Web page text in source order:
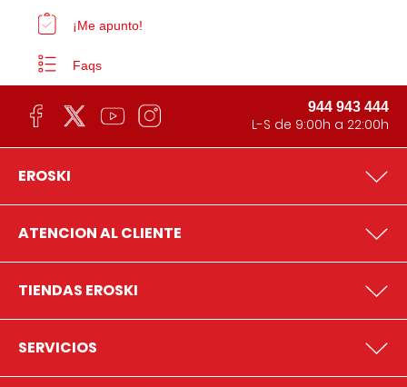
¡Me apunto!
Faqs
944 943 444
L-S de 9:00h a 22:00h
EROSKI
ATENCION AL CLIENTE
TIENDAS EROSKI
SERVICIOS